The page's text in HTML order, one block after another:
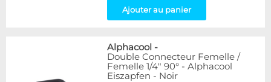
Ajouter au panier
Alphacool -
Double Connecteur Femelle /
Femelle 1/4" 90° - Alphacool
Eiszapfen - Noir